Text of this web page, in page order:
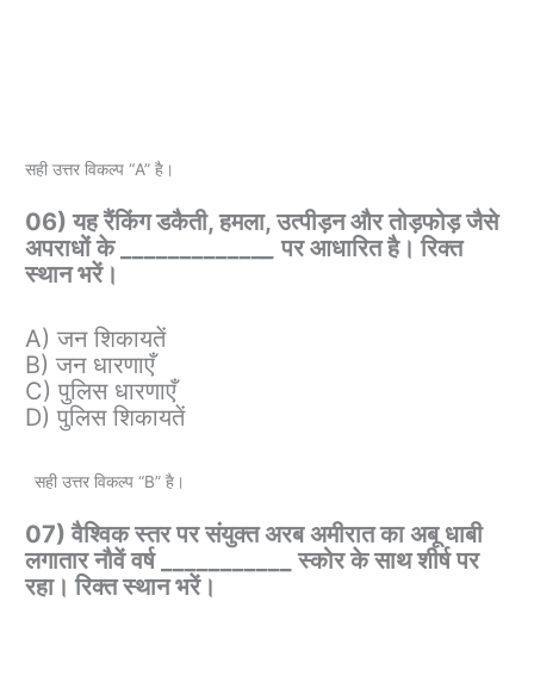
सही उत्तर विकल्प “A” है।
06) यह रैंकिंग डकैती, हमला, उत्पीड़न और तोड़फोड़ जैसे
अपराधों के ____________
पर आधारित है। रिक्त
स्थान भरें।
A) जन शिकायतें
B) जन धारणाएँ
C) पुलिस धारणाएँ
D) पुलिस शिकायतें
सही उत्तर विकल्प “B” है।
07) वैश्विक स्तर पर संयुक्त अरब अमीरात का अबू धाबी
लगातार नौवें वर्ष ___________ स्कोर के साथ शीर्ष पर
रहा। रिक्त स्थान भरें।